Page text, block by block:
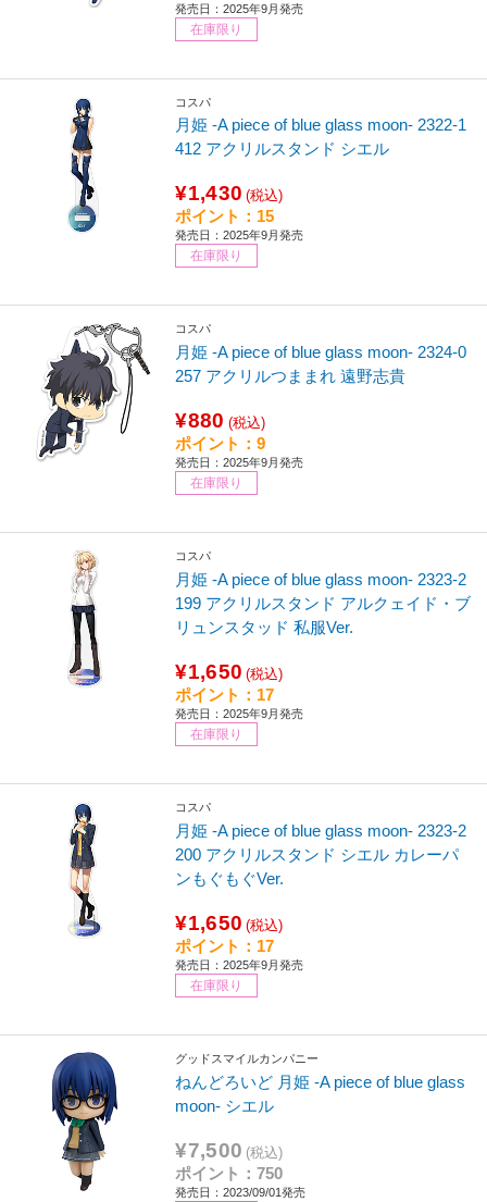
発売日：2025年9月発売
在庫限り
コスパ
月姫 -A piece of blue glass moon- 2322-1
412 アクリルスタンド シエル
¥1,430 (税込)
ポイント：15
発売日：2025年9月発売
在庫限り
コスパ
月姫 -A piece of blue glass moon- 2324-0
257 アクリルつままれ 遠野志貴
¥880 (税込)
ポイント：9
発売日：2025年9月発売
在庫限り
コスパ
月姫 -A piece of blue glass moon- 2323-2
199 アクリルスタンド アルクェイド・ブ
リュンスタッド 私服Ver.
¥1,650 (税込)
ポイント：17
発売日：2025年9月発売
在庫限り
コスパ
月姫 -A piece of blue glass moon- 2323-2
200 アクリルスタンド シエル カレーパ
ンもぐもぐVer.
¥1,650 (税込)
ポイント：17
発売日：2025年9月発売
在庫限り
グッドスマイルカンパニー
ねんどろいど 月姫 -A piece of blue glass
moon- シエル
¥7,500 (税込)
ポイント：750
発売日：2023/09/01発売